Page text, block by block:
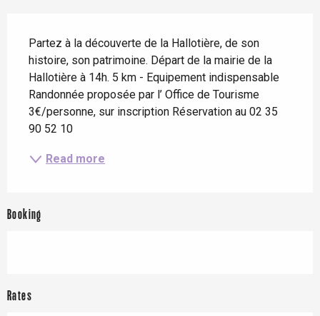
Partez à la découverte de la Hallotière, de son
histoire, son patrimoine. Départ de la mairie de la
Hallotière à 14h. 5 km - Equipement indispensable
Randonnée proposée par l’ Office de Tourisme
3€/personne, sur inscription Réservation au 02 35
90 52 10
Read more
Booking
Rates